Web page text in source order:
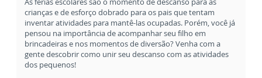
crianças e de esforço dobrado para os pais que tentam
inventar atividades para mantê-las ocupadas. Porém, você já
pensou na importância de acompanhar seu filho em
brincadeiras e nos momentos de diversão? Venha com a
gente descobrir como unir seu descanso com as atividades
dos pequenos!